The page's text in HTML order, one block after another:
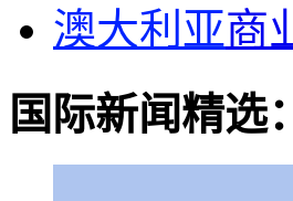
澳大利亚商
国际新闻精选：